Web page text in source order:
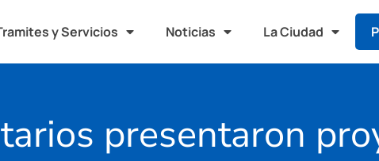
y Servicios Noticias La Ciudad
presentaron